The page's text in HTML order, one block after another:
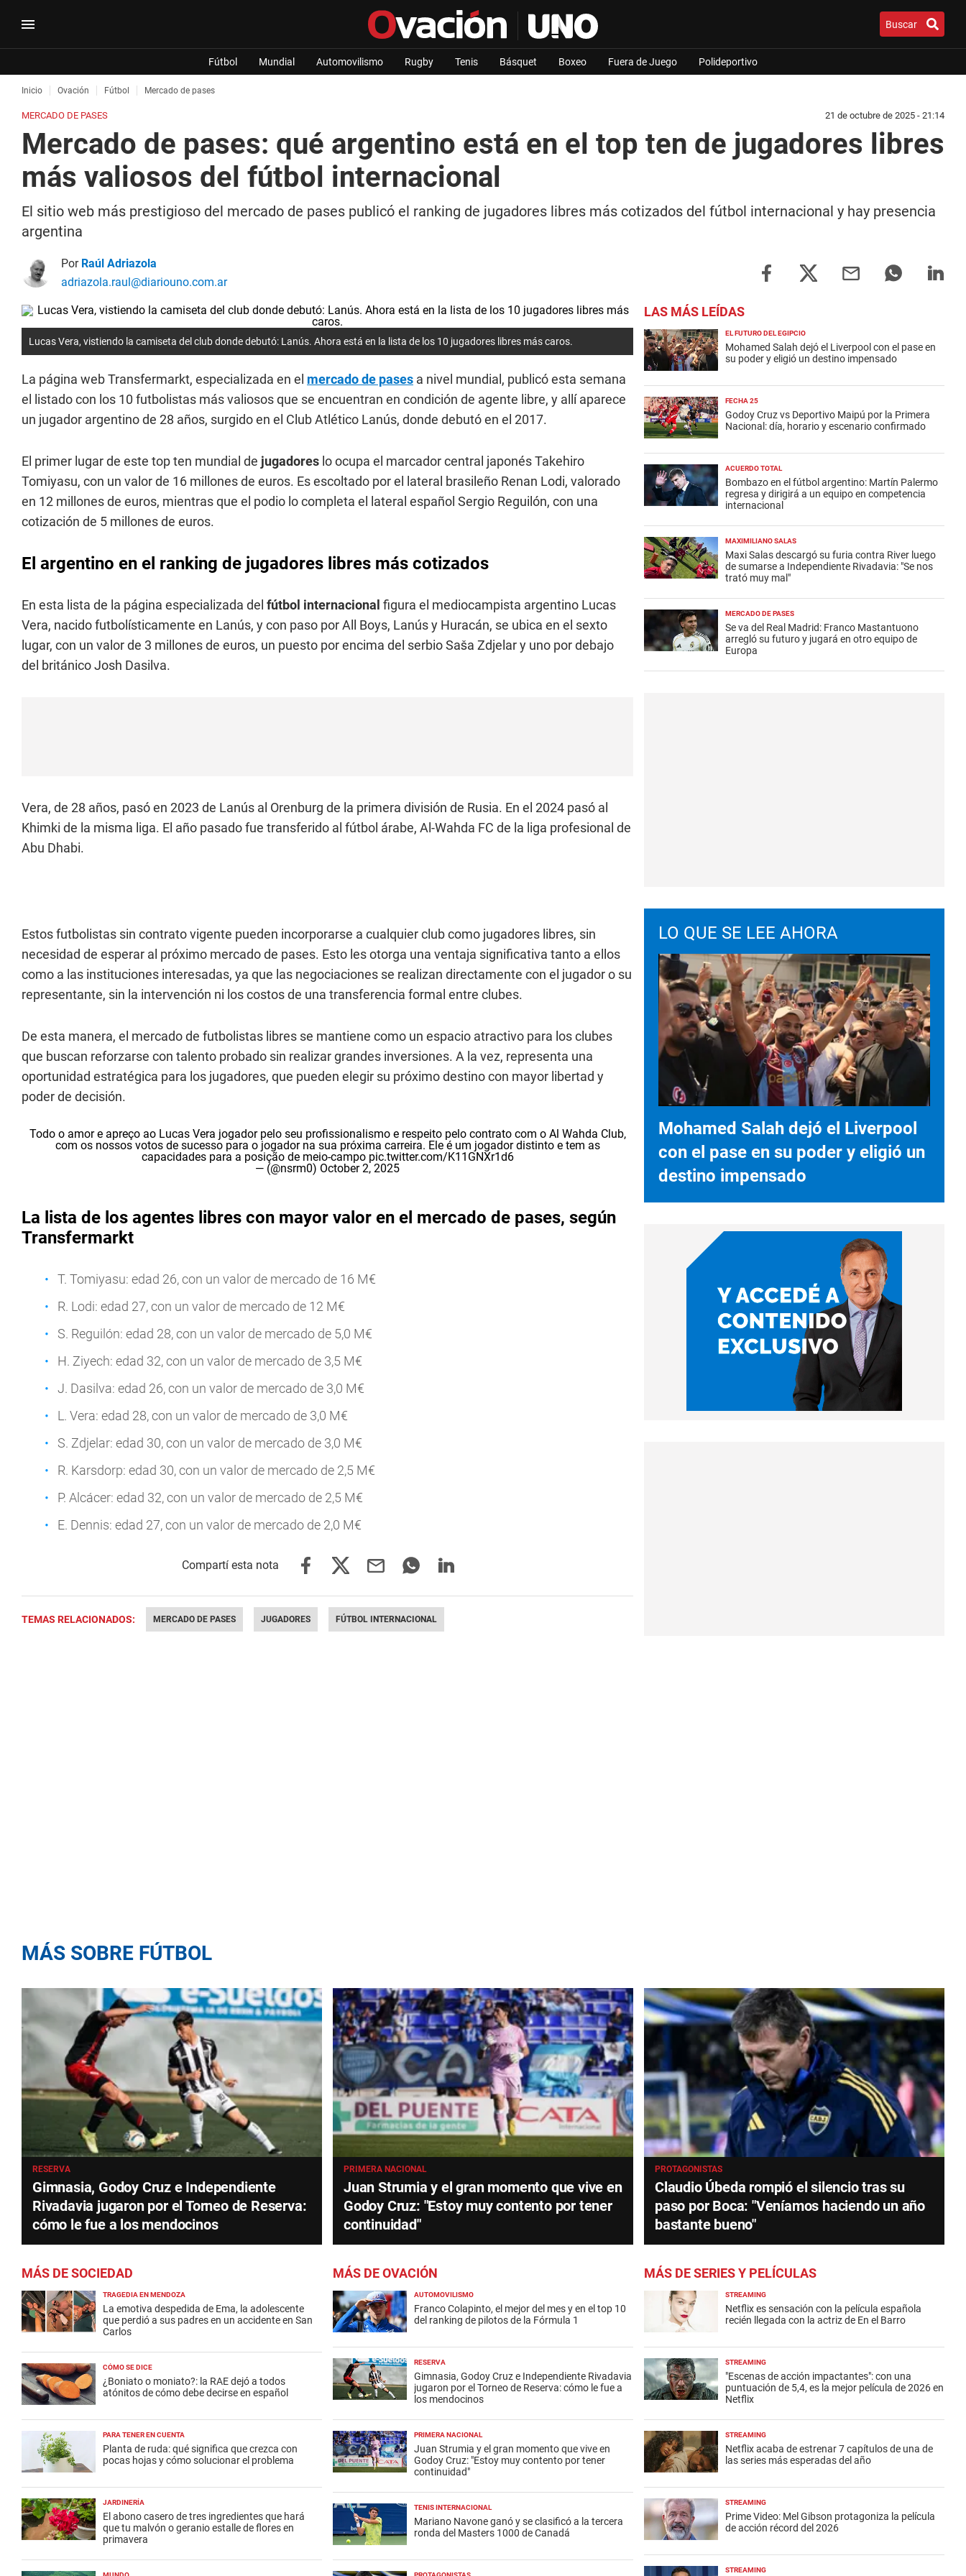
Buscar
Fútbol Mundial Automovilismo Rugby Tenis Básquet Boxeo Fuera de Juego Polideportivo
Inicio Ovación Fútbol Mercado de pases
MERCADO DE PASES 21 de octubre de 2025 - 21:14
Mercado de pases: qué argentino está en el top ten de jugadores libres
más valiosos del fútbol internacional
El sitio web más prestigioso del mercado de pases publicó el ranking de jugadores libres más cotizados del fútbol internacional y hay presencia
argentina
Por Raúl Adriazola
adriazola.raul@diariouno.com.ar
Lucas Vera, vistiendo la camiseta del club donde debutó: Lanús. Ahora está en la lista de los 10 jugadores libres más caros.
La página web Transfermarkt, especializada en el mercado de pases a nivel mundial, publicó esta semana
el listado con los 10 futbolistas más valiosos que se encuentran en condición de agente libre, y allí aparece
un jugador argentino de 28 años, surgido en el Club Atlético Lanús, donde debutó en el 2017.
El primer lugar de este top ten mundial de jugadores lo ocupa el marcador central japonés Takehiro
Tomiyasu, con un valor de 16 millones de euros. Es escoltado por el lateral brasileño Renan Lodi, valorado
en 12 millones de euros, mientras que el podio lo completa el lateral español Sergio Reguilón, con una
cotización de 5 millones de euros.
El argentino en el ranking de jugadores libres más cotizados
En esta lista de la página especializada del fútbol internacional figura el mediocampista argentino Lucas
Vera, nacido futbolísticamente en Lanús, y con paso por All Boys, Lanús y Huracán, se ubica en el sexto
lugar, con un valor de 3 millones de euros, un puesto por encima del serbio Saša Zdjelar y uno por debajo
del británico Josh Dasilva.
Vera, de 28 años, pasó en 2023 de Lanús al Orenburg de la primera división de Rusia. En el 2024 pasó al
Khimki de la misma liga. El año pasado fue transferido al fútbol árabe, Al-Wahda FC de la liga profesional de
Abu Dhabi.
Estos futbolistas sin contrato vigente pueden incorporarse a cualquier club como jugadores libres, sin
necesidad de esperar al próximo mercado de pases. Esto les otorga una ventaja significativa tanto a ellos
como a las instituciones interesadas, ya que las negociaciones se realizan directamente con el jugador o su
representante, sin la intervención ni los costos de una transferencia formal entre clubes.
De esta manera, el mercado de futbolistas libres se mantiene como un espacio atractivo para los clubes
que buscan reforzarse con talento probado sin realizar grandes inversiones. A la vez, representa una
oportunidad estratégica para los jugadores, que pueden elegir su próximo destino con mayor libertad y
poder de decisión.
Todo o amor e apreço ao Lucas Vera jogador pelo seu profissionalismo e respeito pelo contrato com o Al Wahda Club,
com os nossos votos de sucesso para o jogador na sua próxima carreira. Ele é um jogador distinto e tem as
capacidades para a posição de meio-campo pic.twitter.com/K11GNXr1d6
— (@nsrm0) October 2, 2025
La lista de los agentes libres con mayor valor en el mercado de pases, según
Transfermarkt
T. Tomiyasu: edad 26, con un valor de mercado de 16 M€
R. Lodi: edad 27, con un valor de mercado de 12 M€
S. Reguilón: edad 28, con un valor de mercado de 5,0 M€
H. Ziyech: edad 32, con un valor de mercado de 3,5 M€
J. Dasilva: edad 26, con un valor de mercado de 3,0 M€
L. Vera: edad 28, con un valor de mercado de 3,0 M€
S. Zdjelar: edad 30, con un valor de mercado de 3,0 M€
R. Karsdorp: edad 30, con un valor de mercado de 2,5 M€
P. Alcácer: edad 32, con un valor de mercado de 2,5 M€
E. Dennis: edad 27, con un valor de mercado de 2,0 M€
TEMAS RELACIONADOS: MERCADO DE PASES JUGADORES FÚTBOL INTERNACIONAL
LAS MÁS LEÍDAS
EL FUTURO DEL EGIPCIO
Mohamed Salah dejó el Liverpool con el pase en
su poder y eligió un destino impensado
FECHA 25
Godoy Cruz vs Deportivo Maipú por la Primera
Nacional: día, horario y escenario confirmado
ACUERDO TOTAL
Bombazo en el fútbol argentino: Martín Palermo
regresa y dirigirá a un equipo en competencia
internacional
MAXIMILIANO SALAS
Maxi Salas descargó su furia contra River luego
de sumarse a Independiente Rivadavia: "Se nos
trató muy mal"
MERCADO DE PASES
Se va del Real Madrid: Franco Mastantuono
arregló su futuro y jugará en otro equipo de
Europa
LO QUE SE LEE AHORA
Mohamed Salah dejó el Liverpool
con el pase en su poder y eligió un
destino impensado
MÁS SOBRE FÚTBOL
RESERVA
Gimnasia, Godoy Cruz e Independiente
Rivadavia jugaron por el Torneo de Reserva:
cómo le fue a los mendocinos
PRIMERA NACIONAL
Juan Strumia y el gran momento que vive en
Godoy Cruz: "Estoy muy contento por tener
continuidad"
PROTAGONISTAS
Claudio Úbeda rompió el silencio tras su
paso por Boca: "Veníamos haciendo un año
bastante bueno"
MÁS DE SOCIEDAD
TRAGEDIA EN MENDOZA
La emotiva despedida de Ema, la adolescente
que perdió a sus padres en un accidente en San
Carlos
CÓMO SE DICE
¿Boniato o moniato?: la RAE dejó a todos
atónitos de cómo debe decirse en español
PARA TENER EN CUENTA
Planta de ruda: qué significa que crezca con
pocas hojas y cómo solucionar el problema
JARDINERÍA
El abono casero de tres ingredientes que hará
que tu malvón o geranio estalle de flores en
primavera
MÁS DE OVACIÓN
AUTOMOVILISMO
Franco Colapinto, el mejor del mes y en el top 10
del ranking de pilotos de la Fórmula 1
RESERVA
Gimnasia, Godoy Cruz e Independiente Rivadavia
jugaron por el Torneo de Reserva: cómo le fue a
los mendocinos
PRIMERA NACIONAL
Juan Strumia y el gran momento que vive en
Godoy Cruz: "Estoy muy contento por tener
continuidad"
TENIS INTERNACIONAL
Mariano Navone ganó y se clasificó a la tercera
ronda del Masters 1000 de Canadá
MÁS DE SERIES Y PELÍCULAS
STREAMING
Netflix es sensación con la película española
recién llegada con la actriz de En el Barro
STREAMING
"Escenas de acción impactantes": con una
puntuación de 5,4, es la mejor película de 2026 en
Netflix
STREAMING
Netflix acaba de estrenar 7 capítulos de una de
las series más esperadas del año
STREAMING
Prime Video: Mel Gibson protagoniza la película
de acción récord del 2026
STREAMING